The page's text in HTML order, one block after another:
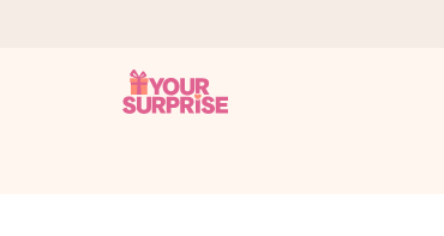
du es genau zum richtigen Zeitpunkt überreichen